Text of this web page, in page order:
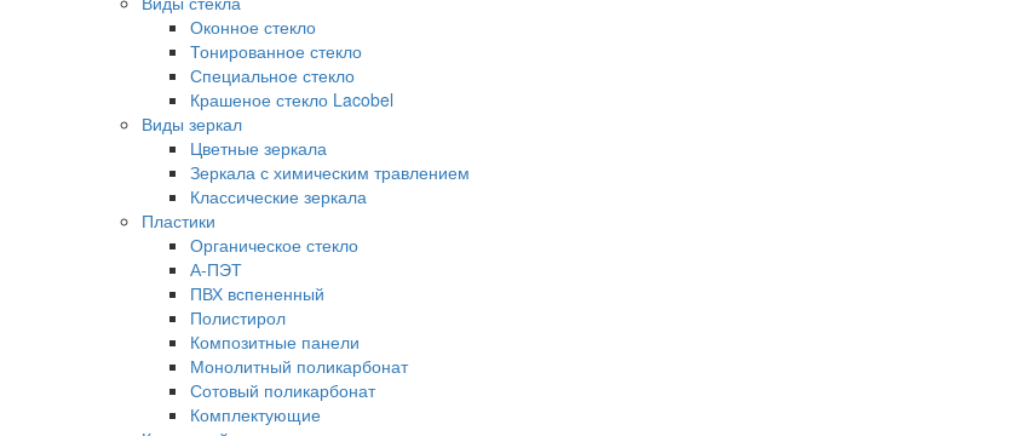
Оконное стекло
Тонированное стекло
Специальное стекло
Крашеное стекло Lacobel
Виды зеркал
Цветные зеркала
Зеркала с химическим травлением
Классические зеркала
Пластики
Органическое стекло
А-ПЭТ
ПВХ вспененный
Полистирол
Композитные панели
Монолитный поликарбонат
Сотовый поликарбонат
Комплектующие